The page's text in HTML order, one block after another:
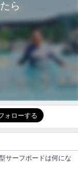
ら
サーフボードは何にな